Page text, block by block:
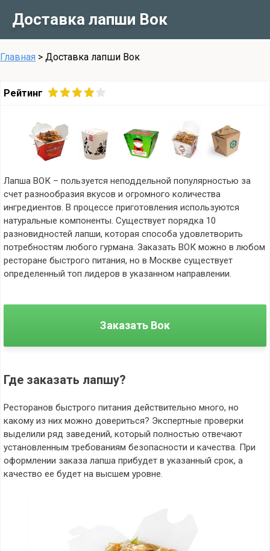
Доставка лапши Вок
Главная > Доставка лапши Вок
Рейтинг
Лапша ВОК – пользуется неподдельной популярностью за
счет разнообразия вкусов и огромного количества
ингредиентов. В процессе приготовления используются
натуральные компоненты. Существует порядка 10
разновидностей лапши, которая способа удовлетворить
потребностям любого гурмана. Заказать ВОК можно в любом
ресторане быстрого питания, но в Москве существует
определенный топ лидеров в указанном направлении.
Заказать Вок
Где заказать лапшу?
Ресторанов быстрого питания действительно много, но
какому из них можно довериться? Экспертные проверки
выделили ряд заведений, который полностью отвечают
установленным требованиям безопасности и качества. При
оформлении заказа лапша прибудет в указанный срок, а
качество ее будет на высшем уровне.